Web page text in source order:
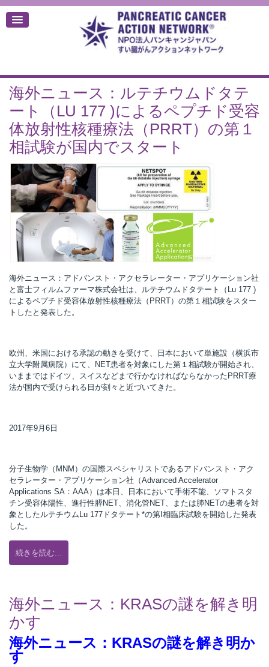
海外ニュース：ルテチウムドタテ
ート（LU 177 )によるペプチド受容
体放射性核種療法（PRRT）の第１
相試験が国内でスタート
海外ニュース：アドバンスト・アクセラレーター・アプリケーション社
と富士フィルムファーマ株式会社は、ルテチウムドタテート（Lu 177 )
によるペプチド受容体放射性核種療法（PRRT）の第１相試験をスター
トしたと発表した。
欧州、米国における承認の動きを受けて、日本において単施設（横浜市
立大学附属病院）にて、NET患者を対象にした第１相試験が開始され、
いままではドイツ、スイスなどまで行かなければならなかったPRRT療
法が国内で受けられる日が刻々と近づいてきた。
2017年9月6日
分子生物学（MNM）の国際スペシャリストであるアドバンスト・アク
セラレーター・アプリケーション社（Advanced Accelerator
Applications SA：AAA）は本日、日本において手術不能、ソマトスタ
チン受容体陽性、進行性膵NET、消化管NET、または肺NETの患者を対
象としたルテチウムLu 177ドタテート*の第I相臨床試験を開始した発表
した。
続きを読む...
海外ニュース：KRASの謎を解き明
かす
海外ニュース： KRASの謎を解き明か
す